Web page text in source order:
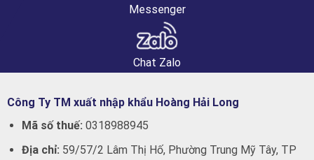
Messenger
Chat Zalo
Công Ty TM xuất nhập khẩu Hoàng Hải Long
Mã số thuế: 0318988945
Địa chỉ: 59/57/2 Lâm Thị Hố, Phường Trung Mỹ Tây, TP